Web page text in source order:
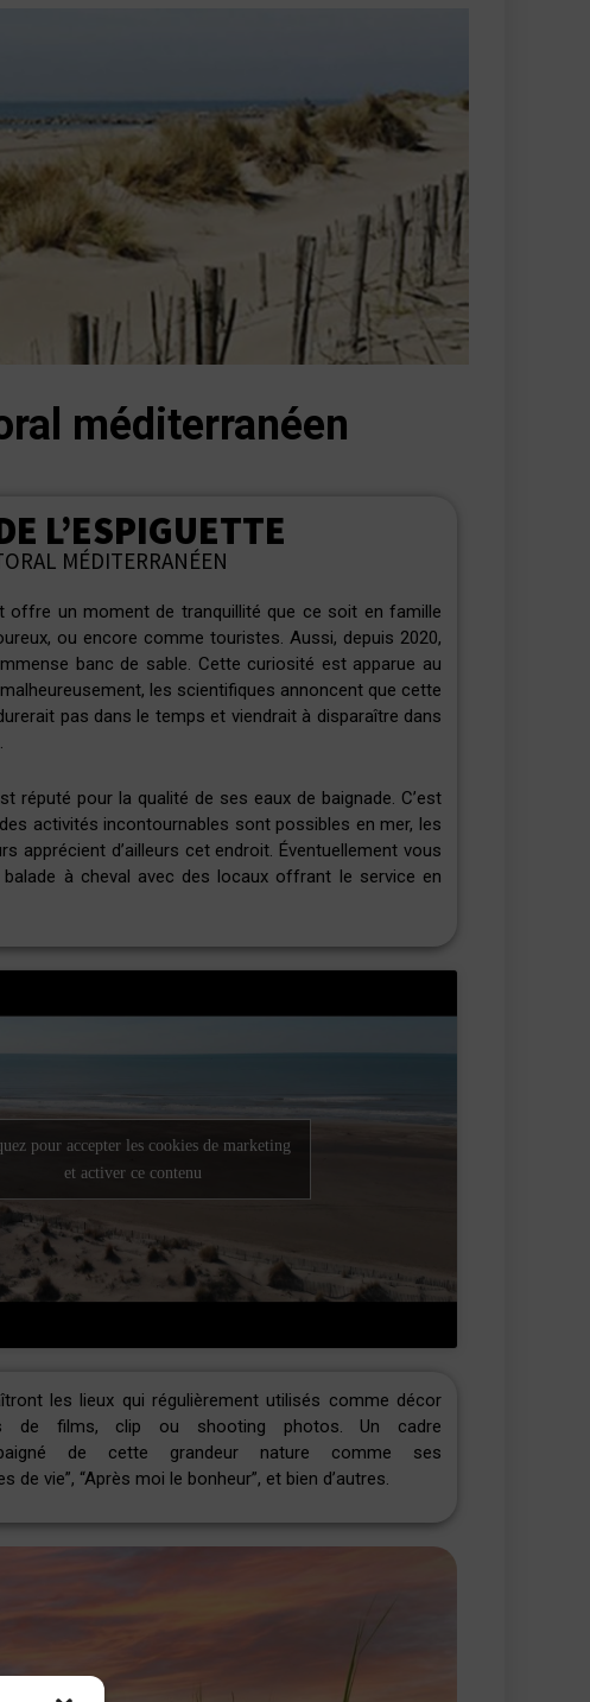
méditerranéen
L’ESPIGUETTE
MÉDITERRANÉEN
offre un moment de tranquillité que ce soit en famille
ou encore comme touristes. Aussi, depuis 2020,
banc de sable. Cette curiosité est apparue au
les scientifiques annoncent que cette
pas dans le temps et viendrait à disparaître dans
réputé pour la qualité de ses eaux de baignade. C’est
activités incontournables sont possibles en mer, les
apprécient d’ailleurs cet endroit. Éventuellement vous
balade à cheval avec des locaux offrant le service en
pour accepter les cookies de marketing
et activer ce contenu
les lieux qui régulièrement utilisés comme décor
de films, clip ou shooting photos. Un cadre
baigné de cette grandeur nature comme ses
de vie”, “Après moi le bonheur”, et bien d’autres.